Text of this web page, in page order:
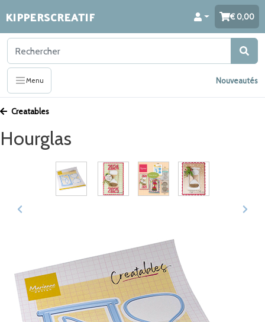
KIPPERSCREATIF 0,00
Menu Nouveautés
Creatables
Hourglas